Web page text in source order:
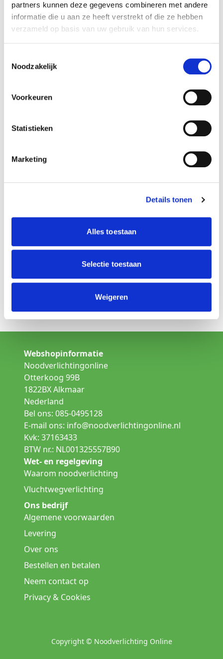
partners kunnen deze gegevens combineren met andere
informatie die u aan ze heeft verstrekt of die ze hebben
verzameld op basis van uw gebruik van hun services.
Noodzakelijk
Voorkeuren
Statistieken
Marketing
Details tonen
Alles toestaan
Selectie toestaan
Weigeren
Specificaties
Reference 780RH
15 x 30 x 150 mm
7,2 V
Side by side
Is dit niet het product wat u zoekt
Kies een andere lamp uit de categorie:
Opbouw noodverlichting
Inbouw noodverlichting
Gallerij verlichting
Webshopinformatie
Noodverlichtingonline
Otterkoog 99B
1822BX Alkmaar
Nederland
Bel ons: 085-0495128
E-mail ons: info@noodverlichtingonline.nl
Kvk: 37163433
BTW nr.: NL001325557B90
Wet- en regelgeving
Waarom noodverlichting
Vluchtwegverlichting
Ons bedrijf
Algemene voorwaarden
Levering
Over ons
Bestellen en betalen
Neem contact op
Privacy & Cookies
Copyright © Noodverlichting Online